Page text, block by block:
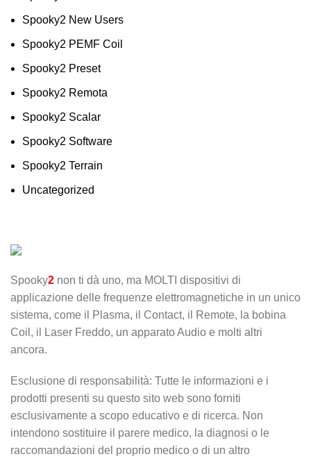
Spooky2 New Users
Spooky2 PEMF Coil
Spooky2 Preset
Spooky2 Remota
Spooky2 Scalar
Spooky2 Software
Spooky2 Terrain
Uncategorized
Spooky2 non ti dà uno, ma MOLTI dispositivi di
applicazione delle frequenze elettromagnetiche in un unico
sistema, come il Plasma, il Contact, il Remote, la bobina
Coil, il Laser Freddo, un apparato Audio e molti altri
ancora.
Esclusione di responsabilità: Tutte le informazioni e i
prodotti presenti su questo sito web sono forniti
esclusivamente a scopo educativo e di ricerca. Non
intendono sostituire il parere medico, la diagnosi o le
raccomandazioni del proprio medico o di un altro